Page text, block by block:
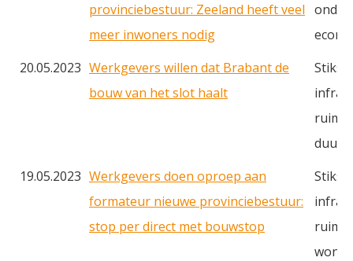
provinciebestuur: Zeeland heeft veel
meer inwoners nodig
20.05.2023 Werkgevers willen dat Brabant de
bouw van het slot haalt
19.05.2023 Werkgevers doen oproep aan
formateur nieuwe provinciebestuur:
stop per direct met bouwstop